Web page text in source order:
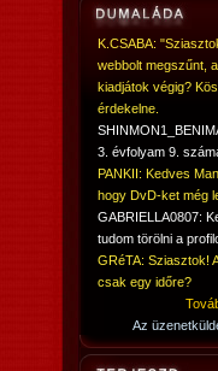
K.CSABA:
webbolt megszűnt,
kiadjátok végig?
érdekelne.
3. évfolyam 9.
PANKII: Kedves
hogy DvD-ket még
GABRIELLA0807:
tudom törölni a
GRéTA: Sziasztok!
csak egy időre?
Az